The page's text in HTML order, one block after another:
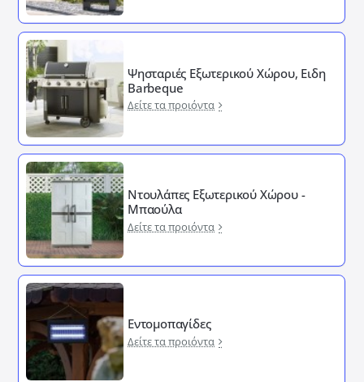
Ψησταριές Εξωτερικού Χώρου, Ειδη
Barbeque
Δείτε τα προιόντα
Ντουλάπες Εξωτερικού Χώρου -
Μπαούλα
Δείτε τα προιόντα
Εντομοπαγίδες
Δείτε τα προιόντα